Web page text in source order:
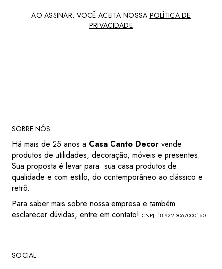
AO ASSINAR, VOCÊ ACEITA NOSSA POLÍTICA DE
PRIVACIDADE
SOBRE NÓS
Há mais de 25 anos a Casa Canto Decor vende
produtos de utilidades, decoração, móveis e presentes.
Sua proposta é levar para sua casa produtos de
qualidade e com estilo, do contemporâneo ao clássico e
retrô.
Para saber mais sobre nossa empresa e também
esclarecer dúvidas, entre em contato! CNPJ: 18.922.306/0001-60
SOCIAL